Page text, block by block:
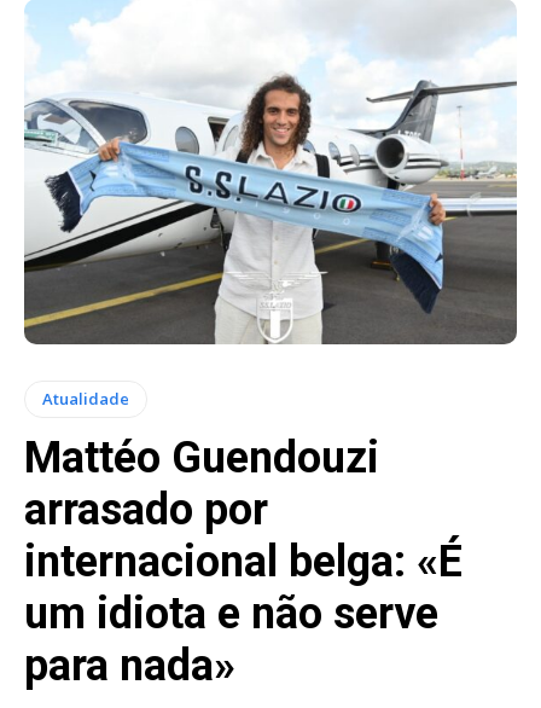
Atualidade
Mattéo Guendouzi
arrasado por
internacional belga: «É
um idiota e não serve
para nada»